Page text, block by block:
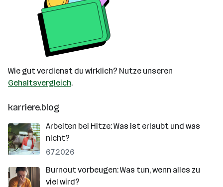
Wie gut verdienst du wirklich? Nutze unseren
Gehaltsvergleich.
karriere.blog
Arbeiten bei Hitze: Was ist erlaubt und was
nicht?
6.7.2026
Burnout vorbeugen: Was tun, wenn alles zu
viel wird?